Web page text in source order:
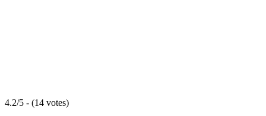
4.2/5 - (14 votes)